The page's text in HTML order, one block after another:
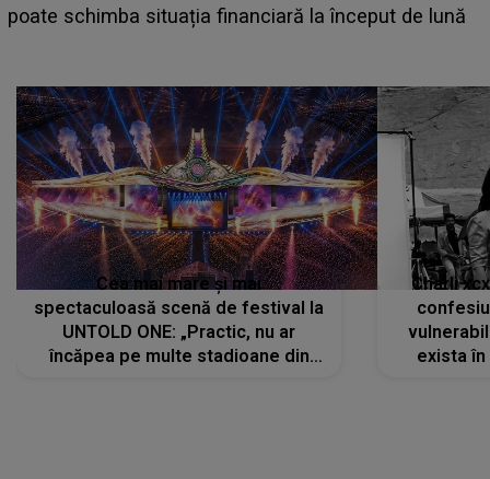
așteptate concerte pe scena principală?
Cea mai mare și mai
spectaculoasă scenă de festival la
UNTOLD ONE: „Practic, nu ar
încăpea pe multe stadioane din
Charli
exista